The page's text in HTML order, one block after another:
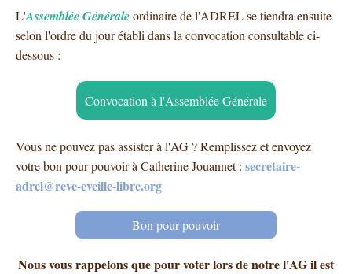
L'Assemblée Généraleordinaire de l'ADREL se tiendra ensuite
selon l'ordre du jour établi dans la convocation consultable ci-
dessous :
Convocation à l'Assemblée Générale
Vous ne pouvez pas assister à l'AG ? Remplissez et envoyez
votre bon pour pouvoir à Catherine Jouannet : secretaire-
adrel@reve-eveille-libre.org
Bon pour pouvoir
Nous vous rappelons que pour voter lors de notre l'AG il est